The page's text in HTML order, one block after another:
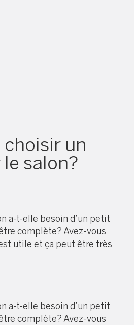
un
salon?
a-t-elle besoin d’un petit
complète? Avez-vous
utile et ça peut être très
a-t-elle besoin d’un petit
complète? Avez-vous